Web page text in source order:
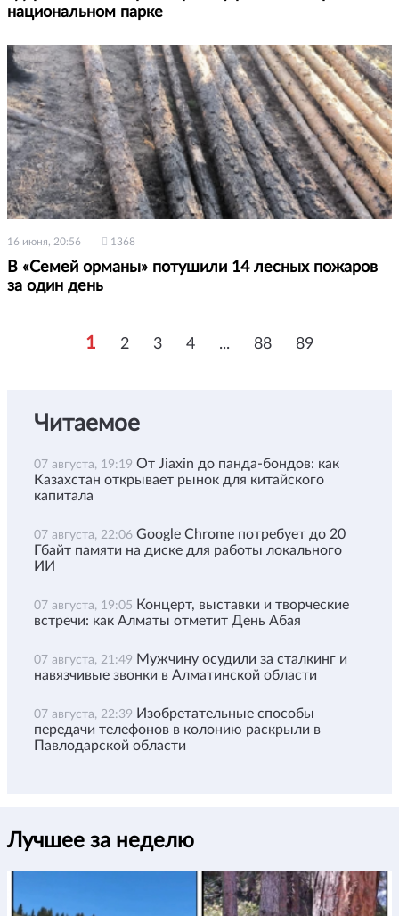
национальном парке
16 июня, 20:56 1368
В «Семей орманы» потушили 14 лесных пожаров
за один день
1 2 3 4 ... 88 89
Читаемое
07 августа, 19:19 От Jiaxin до панда-бондов: как
Казахстан открывает рынок для китайского
капитала
07 августа, 22:06 Google Chrome потребует до 20
Гбайт памяти на диске для работы локального
ИИ
07 августа, 19:05 Концерт, выставки и творческие
встречи: как Алматы отметит День Абая
07 августа, 21:49 Мужчину осудили за сталкинг и
навязчивые звонки в Алматинской области
07 августа, 22:39 Изобретательные способы
передачи телефонов в колонию раскрыли в
Павлодарской области
Лучшее за неделю